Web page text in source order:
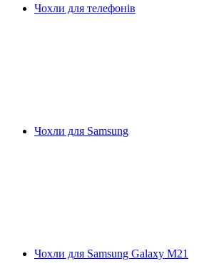
Чохли для телефонів
Чохли для Samsung
Чохли для Samsung Galaxy M21